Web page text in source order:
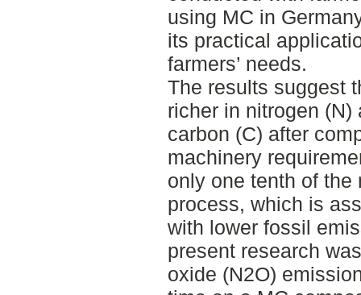
using MC in
its practical
farmers’ needs.
The results suggest
richer in nitrogen (N)
carbon (C) after
machinery
only one tenth of the
process, which is
with lower fossil
present research
oxide (N2O)